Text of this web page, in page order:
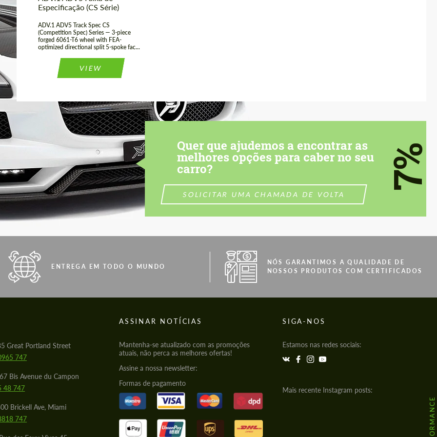
Especificação (CS Série)
ADV.1 ADV5 Track Spec CS
(Competition Spec) Series — 3-piece
forged 6061-T6 wheel with FEA-
optimized directional split 5-spoke fac...
VIEW
Quer que ajudemos a encontrar as
melhores opções para caber no seu
carro?
SOLICITAR UMA CHAMADA DE VOLTA
7%
ENTREGA EM TODO O MUNDO
NÓS GARANTIMOS A QUALIDADE DE
NOSSOS PRODUTOS COM CERTIFICADOS
Great Portland Street
747
Bis Avenue du Campon
48 747
Brickell Ave, Miami
747
ASSINAR NOTÍCIAS
Mantenha-se atualizado com as promoções
atuais, não perca as melhores ofertas!
Assine a nossa newsletter:
Formas de pagamento
SIGA-NOS
Estamos nas redes sociais:
Mais recente Instagram posts: